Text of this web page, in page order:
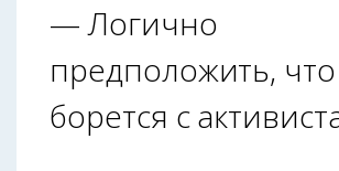
— Логично
предположить, что
борется с